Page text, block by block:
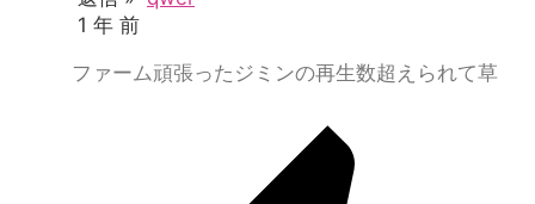
1 年 前
ファーム頑張ったジミンの再生数超えられて草